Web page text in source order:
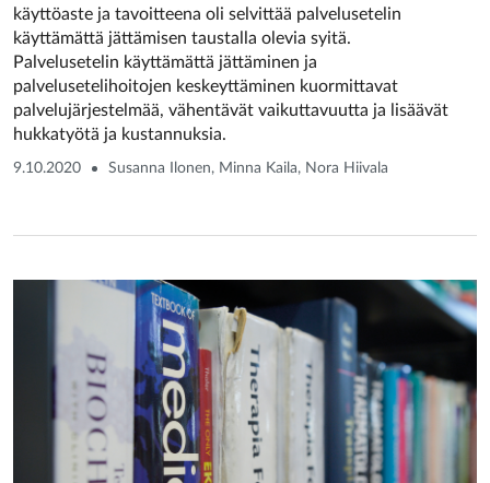
käyttöaste ja tavoitteena oli selvittää palvelusetelin
käyttämättä jättämisen taustalla olevia syitä.
Palvelusetelin käyttämättä jättäminen ja
palvelusetelihoitojen keskeyttäminen kuormittavat
palvelujärjestelmää, vähentävät vaikuttavuutta ja lisäävät
hukkatyötä ja kustannuksia.
9.10.2020 Susanna Ilonen, Minna Kaila, Nora Hiivala